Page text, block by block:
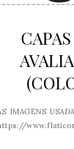
IMAGENS